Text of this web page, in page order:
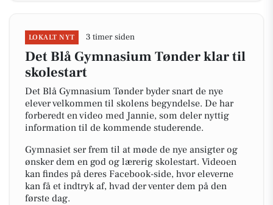
LOKALT NYT 3 timer siden
Det Blå Gymnasium Tønder klar til
skolestart
Det Blå Gymnasium Tønder byder snart de nye
elever velkommen til skolens begyndelse. De har
forberedt en video med Jannie, som deler nyttig
information til de kommende studerende.
Gymnasiet ser frem til at møde de nye ansigter og
ønsker dem en god og lærerig skolestart. Videoen
kan findes på deres Facebook-side, hvor eleverne
kan få et indtryk af, hvad der venter dem på den
første dag.